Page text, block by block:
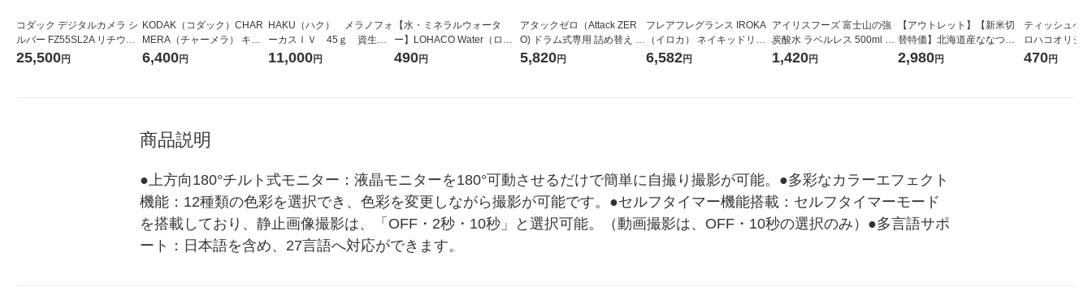
コダック デジタルカメラ シ
ルバー FZ55SL2A リチウム
式 1台
25,500円
KODAK（コダック）CHAR
MERA（チャーメラ） キー
チェーン デジタルカメラ 1
6,400円
HAKU（ハク） メラノフォ
ーカスＩＶ 45ｇ 資生
堂 おまけ付き
11,000円
【水・ミネラルウォータ
ー】LOHACO Water（ロハ
コウォーター）2L ラベルレ
490円
アタックゼロ（Attack ZER
O) ドラム式専用 詰め替え メ
ガジャンボ 2300g 1セット
5,820円
フレアフレグランス IROKA
（イロカ） ネイキッドリリ
ーの香り 柔軟剤 詰め替え 超
6,582円
アイリスフーズ 富士山の強
炭酸水 ラベルレス 500ml 1
箱（24本入）
1,420円
【アウトレット】【新米切
替特価】北海道産ななつぼ
し 無洗米 5kg 1袋 令和7年産
2,980円
ティッシュペ
ロハコオリジ
ックティッシ
470円
商品説明
●上方向180°チルト式モニター：液晶モニターを180°可動させるだけで簡単に自撮り撮影が可能。●多彩なカラーエフェクト
機能：12種類の色彩を選択でき、色彩を変更しながら撮影が可能です。●セルフタイマー機能搭載：セルフタイマーモード
を搭載しており、静止画像撮影は、「OFF・2秒・10秒」と選択可能。（動画撮影は、OFF・10秒の選択のみ）●多言語サポ
ート：日本語を含め、27言語へ対応ができます。